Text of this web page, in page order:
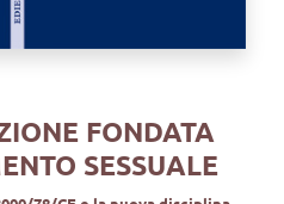
FONDATA
SESSUALE